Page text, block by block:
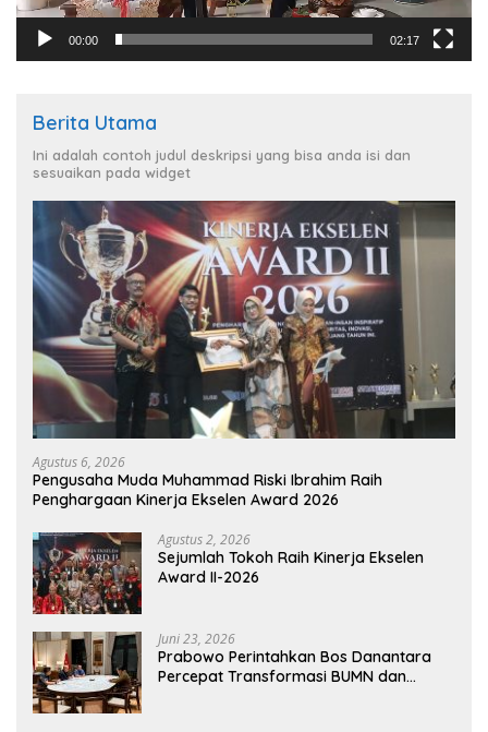
00:00 02:17
Berita Utama
Ini adalah contoh judul deskripsi yang bisa anda isi dan
sesuaikan pada widget
Agustus 6, 2026
Pengusaha Muda Muhammad Riski Ibrahim Raih
Penghargaan Kinerja Ekselen Award 2026
Agustus 2, 2026
Sejumlah Tokoh Raih Kinerja Ekselen
Award II-2026
Juni 23, 2026
Prabowo Perintahkan Bos Danantara
Percepat Transformasi BUMN dan